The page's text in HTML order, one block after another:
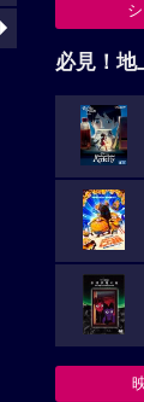
必見！地